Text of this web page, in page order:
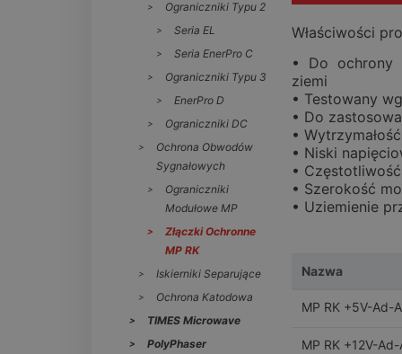
Ograniczniki Typu 2
Seria EL
Seria EnerPro C
Ograniczniki Typu 3
EnerPro D
Ograniczniki DC
Ochrona Obwodów
Sygnałowych
Ograniczniki
Modułowe MP
Złączki Ochronne
MP RK
Iskierniki Separujące
Ochrona Katodowa
TIMES Microwave
PolyPhaser
Właściwości
• Do ochrony
ziemi
• Testowany
• Do
•
• Niski
•
• Szerokość
• Uziemienie
Nazwa
MP RK +5V-Ad-
MP RK +12V-Ad-